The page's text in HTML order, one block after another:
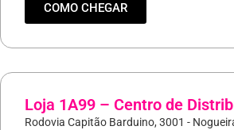
COMO CHEGAR
Loja 1A99 – Centro de
Rodovia Capitão Barduino, 3001 -